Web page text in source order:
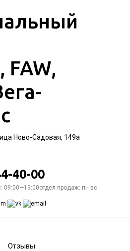
FAW,
Ново-Садовая, 149а
40-00
09:00—19:00отдел продаж: пн-вс
Отзывы